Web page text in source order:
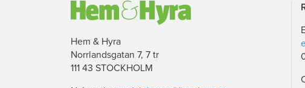
Hem & Hyra
Norrlandsgatan 7, 7 tr
111 43 STOCKHOLM